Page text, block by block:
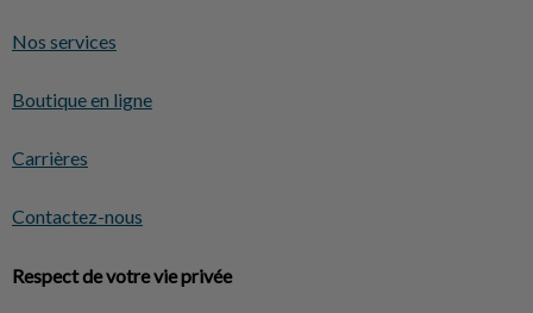
Nos services
Boutique en ligne
Carrières
Contactez-nous
Respect de votre vie privée